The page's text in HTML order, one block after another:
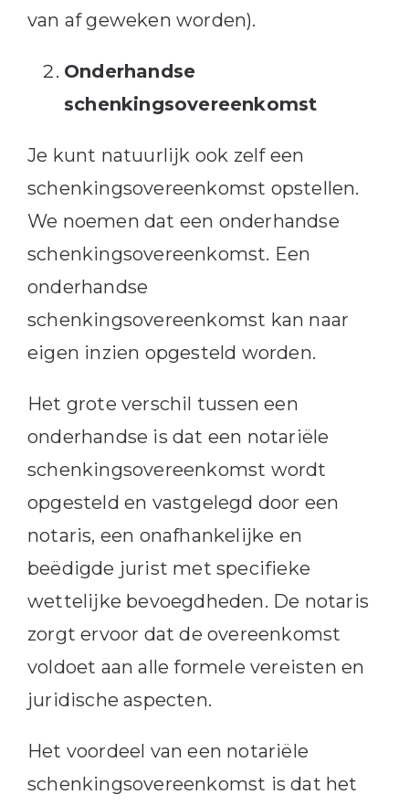
van af geweken worden).
Onderhandse
schenkingsovereenkomst
Je kunt natuurlijk ook zelf een
schenkingsovereenkomst opstellen.
We noemen dat een onderhandse
schenkingsovereenkomst. Een
onderhandse
schenkingsovereenkomst kan naar
eigen inzien opgesteld worden.
Het grote verschil tussen een
onderhandse is dat een notariële
schenkingsovereenkomst wordt
opgesteld en vastgelegd door een
notaris, een onafhankelijke en
beëdigde jurist met specifieke
wettelijke bevoegdheden. De notaris
zorgt ervoor dat de overeenkomst
voldoet aan alle formele vereisten en
juridische aspecten.
Het voordeel van een notariële
schenkingsovereenkomst is dat het